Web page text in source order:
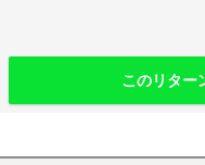
このリター